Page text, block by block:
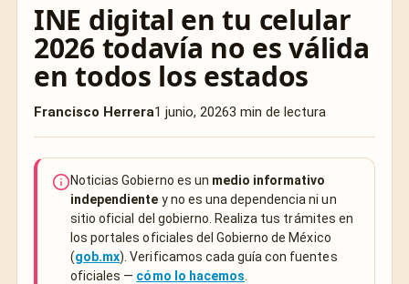
INE digital en tu celular
2026 todavía no es válida
en todos los estados
Francisco Herrera1 junio, 20263 min de lectura
Noticias Gobierno es un medio informativo
independiente y no es una dependencia ni un
sitio oficial del gobierno. Realiza tus trámites en
los portales oficiales del Gobierno de México
(gob.mx). Verificamos cada guía con fuentes
oficiales — cómo lo hacemos